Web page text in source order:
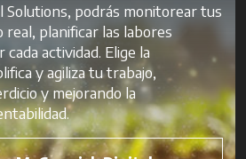
Solutions, podrás monitorear tus
planificar las labores
actividad. Elige la
y agiliza tu trabajo,
y mejorando la